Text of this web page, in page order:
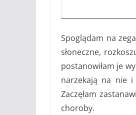
Spoglądam na
słoneczne,
postanowiłam je
narzekają na nie
Zaczęłam
choroby.